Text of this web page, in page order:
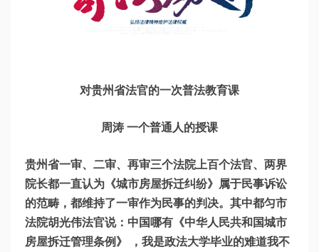
对贵州省法官的一次普法教育课
周涛 一个普通人的授课
贵州省一审、二审、再审三个法院上百个法官、两界
院长都一直认为《城市房屋拆迁纠纷》属于民事诉讼
的范畴，都维持了一审作为民事的判决。其中都匀市
法院胡光伟法官说：中国哪有《中华人民共和国城市
房屋拆迁管理条例》 ，我是政法大学毕业的难道我不